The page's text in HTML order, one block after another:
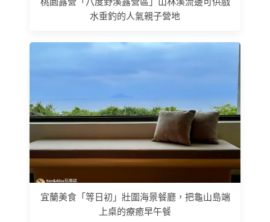
水垂釣的人氣親子營地
宜蘭美食「等日初」壯圍海景餐廳，把龜山島端
上桌的療癒早午餐